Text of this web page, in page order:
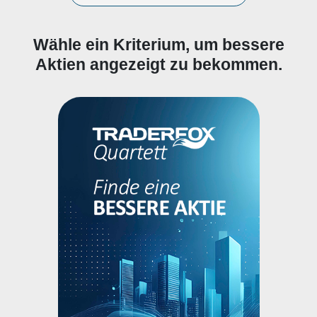
Wähle ein Kriterium, um bessere
Aktien angezeigt zu bekommen.